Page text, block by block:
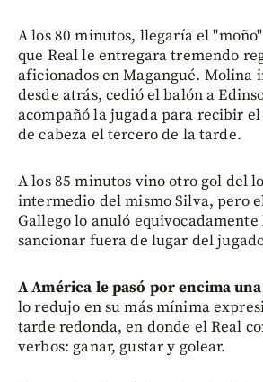
A los 80 minutos, llegaría el
que Real le entregara tremendo
aficionados en Magangué. Molina
desde atrás, cedió el balón a
acompañó la jugada para recibir
de cabeza el tercero de la tarde.
A los 85 minutos vino otro gol del
intermedio del mismo Silva, pero
Gallego lo anuló equivocadamente
sancionar fuera de lugar del
A América le pasó por encima
lo redujo en su más mínima
tarde redonda, en donde el Real
verbos: ganar, gustar y golear.